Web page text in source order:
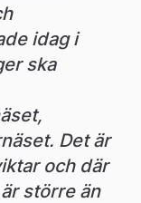
idag i
ska
Det är
och där
större än